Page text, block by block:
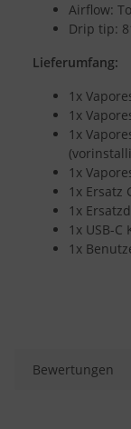
Airflow:
Drip tip:
Lieferumfang:
1x
1x
1x
1x
1x Ersatz
1x
1x USB-C
1x
Bewertungen